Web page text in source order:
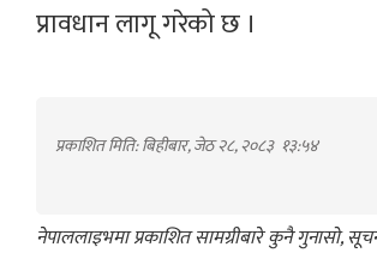
प्रावधान लागू गरेको छ ।
प्रकाशित मिति: बिहीबार, जेठ २८, २०८३ १३:५४
नेपाललाइभमा प्रकाशित सामग्रीबारे कुनै गुनासो,